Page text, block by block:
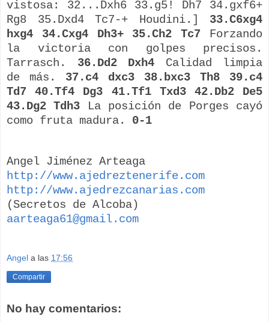
vistosa: 32...Dxh6 33.g5! Dh7 34.gxf6+
Rg8 35.Dxd4 Tc7-+ Houdini.] 33.C6xg4
hxg4 34.Cxg4 Dh3+ 35.Ch2 Tc7 Forzando
la victoria con golpes precisos.
Tarrasch. 36.Dd2 Dxh4 Calidad limpia
de más. 37.c4 dxc3 38.bxc3 Th8 39.c4
Td7 40.Tf4 Dg3 41.Tf1 Txd3 42.Db2 De5
43.Dg2 Tdh3
La posición de Porges cayó
como fruta madura.
0-1
Angel Jiménez Arteaga
http://www.ajedreztenerife.com
http://www.ajedrezcanarias.com
(Secretos de Alcoba)
aarteaga61@gmail.com
Angel a las 17:56
Compartir
No hay comentarios: